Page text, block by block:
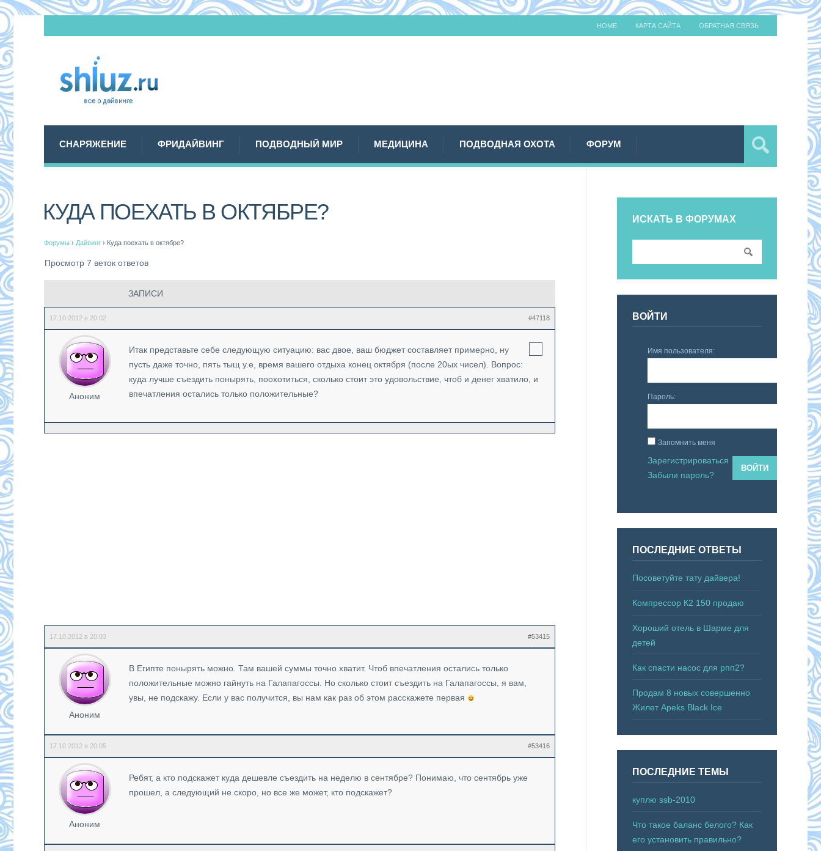
HOME КАРТА САЙТА ОБРАТНАЯ СВЯЗЬ
СНАРЯЖЕНИЕ ФРИДАЙВИНГ ПОДВОДНЫЙ МИР МЕДИЦИНА ПОДВОДНАЯ ОХОТА ФОРУМ
КУДА ПОЕХАТЬ В ОКТЯБРЕ?
Форумы › Дайвинг › Куда поехать в октябре?
Просмотр 7 веток ответов
ЗАПИСИ
17.10.2012 в 20:02 #47118
Аноним
Итак представьте себе следующую ситуацию: вас двое, ваш бюджет составляет примерно, ну
пусть даже точно, пять тыщ у.е, время вашего отдыха конец октября (после 20ых чисел). Вопрос:
куда лучше съездить понырять, поохотиться, сколько стоит это удовольствие, чтоб и денег хватило, и
впечатления остались только положительные?
17.10.2012 в 20:03 #53415
Аноним
В Египте понырять можно. Там вашей суммы точно хватит. Чтоб впечатления остались только
положительные можно гайнуть на Галапагоссы. Но сколько стоит съездить на Галапагоссы, я вам,
увы, не подскажу. Если у вас получится, вы нам как раз об этом расскажете первая
17.10.2012 в 20:05 #53416
Аноним
Ребят, а кто подскажет куда дешевле съездить на неделю в сентябре? Понимаю, что сентябрь уже
прошел, а следующий не скоро, но все же может, кто подскажет?
ИСКАТЬ В ФОРУМАХ
ВОЙТИ
Имя пользователя:
Пароль:
Запомнить меня
ВОЙТИ
Зарегистрироваться
Забыли пароль?
ПОСЛЕДНИЕ ОТВЕТЫ
Посоветуйте тату дайвера!
Компрессор К2 150 продаю
Хороший отель в Шарме для
детей
Как спасти насос для рпп2?
Продам 8 новых совершенно
Жилет Apeks Black Ice
ПОСЛЕДНИЕ ТЕМЫ
куплю ssb-2010
Что такое баланс белого? Как
его установить правильно?